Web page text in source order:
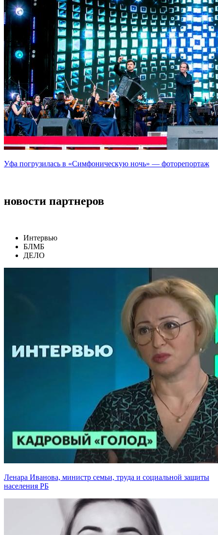
Уфа погрузилась в «Симфоническую ночь» — фоторепортаж
новости партнеров
Интервью
БЛМБ
ДЕЛО
Ленара Иванова, министр семьи, труда и социальной защиты
населения РБ